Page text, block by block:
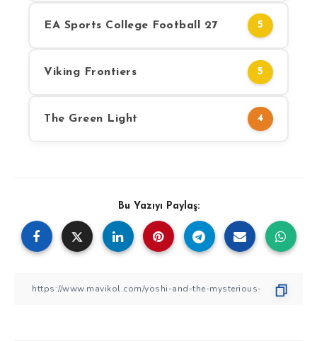
EA Sports College Football 27 5
Viking Frontiers 5
The Green Light 4
Bu Yazıyı Paylaş: